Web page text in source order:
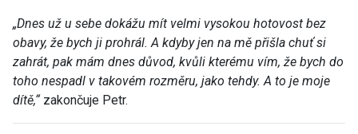
„Dnes už u sebe dokážu mít velmi vysokou hotovost bez
obavy, že bych ji prohrál. A kdyby jen na mě přišla chuť si
zahrát, pak mám dnes důvod, kvůli kterému vím, že bych do
toho nespadl v takovém rozměru, jako tehdy. A to je moje
dítě,“ zakončuje Petr.